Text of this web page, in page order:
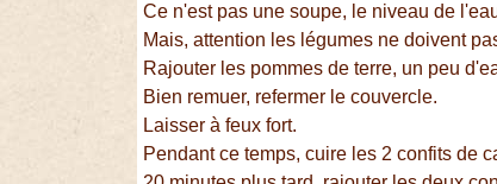
Ce n'est pas une soupe, le niveau de
Mais, attention les légumes ne doivent
Rajouter les pommes de terre, un peu
Bien remuer, refermer le couvercle.
Laisser à feux fort.
Pendant ce temps, cuire les 2 confits de